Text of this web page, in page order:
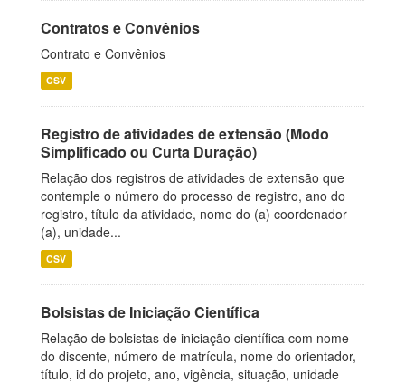
Contratos e Convênios
Contrato e Convênios
CSV
Registro de atividades de extensão (Modo
Simplificado ou Curta Duração)
Relação dos registros de atividades de extensão que
contemple o número do processo de registro, ano do
registro, título da atividade, nome do (a) coordenador
(a), unidade...
CSV
Bolsistas de Iniciação Científica
Relação de bolsistas de iniciação científica com nome
do discente, número de matrícula, nome do orientador,
título, id do projeto, ano, vigência, situação, unidade